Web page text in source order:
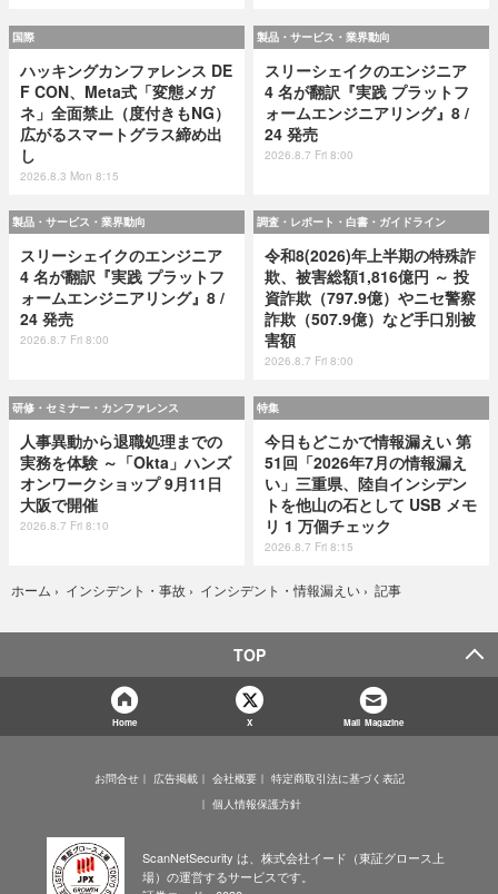
国際
ハッキングカンファレンス DE
F CON、Meta式「変態メガ
ネ」全面禁止（度付きもNG）
広がるスマートグラス締め出
し
2026.8.3 Mon 8:15
製品・サービス・業界動向
スリーシェイクのエンジニア
4 名が翻訳『実践 プラットフ
ォームエンジニアリング』8 /
24 発売
2026.8.7 Fri 8:00
製品・サービス・業界動向
スリーシェイクのエンジニア
4 名が翻訳『実践 プラットフ
ォームエンジニアリング』8 /
24 発売
2026.8.7 Fri 8:00
調査・レポート・白書・ガイドライン
令和8(2026)年上半期の特殊詐
欺、被害総額1,816億円 ～ 投
資詐欺（797.9億）やニセ警察
詐欺（507.9億）など手口別被
害額
2026.8.7 Fri 8:00
研修・セミナー・カンファレンス
人事異動から退職処理までの
実務を体験 ～「Okta」ハンズ
オンワークショップ 9月11日
大阪で開催
2026.8.7 Fri 8:10
特集
今日もどこかで情報漏えい 第
51回「2026年7月の情報漏え
い」三重県、陸自インシデン
トを他山の石として USB メモ
リ 1 万個チェック
2026.8.7 Fri 8:15
ホーム › インシデント・事故 › インシデント・情報漏えい › 記事
TOP
Home X Mail Magazine
お問合せ 広告掲載 会社概要
特定商取引法に基づく表記
個人情報保護方針
ScanNetSecurity は、株式会社イード（東証グロース上
場）の運営するサービスです。